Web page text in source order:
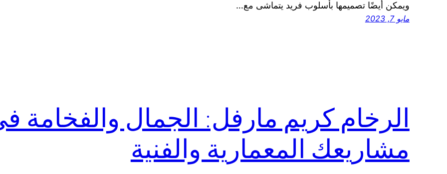
ويمكن أيضًا تصميمها بأسلوب فريد يتماشى مع…
مايو 7, 2023
الرخام كريم مارفل: الجمال والفخامة
مشاريعك المعمارية والفنية